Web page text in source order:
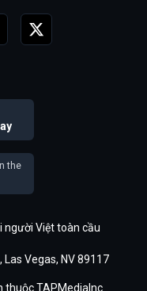
the
người Việt toàn cầu
Vegas, NV 89117
thuộc TAPMediaInc